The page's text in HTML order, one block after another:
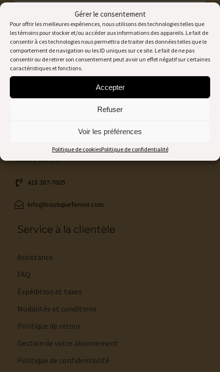
Gérer le consentement
Pour offrir les meilleures expériences, nous utilisons des technologies telles que
les témoins pour stocker et/ou accéder aux informations des appareils. Le fait de
consentir à ces technologies nous permettra de traiter des données telles que le
comportement de navigation ou les ID uniques sur ce site. Le fait de ne pas
consentir ou de retirer son consentement peut avoir un effet négatif sur certaines
caractéristiques et fonctions.
Accepter
Refuser
Voir les préférences
Politique de cookiesPolitique de confidentialité
Sainte-Marie (Québec)
Canada G6E 1N7
418 387-7605
Info@boutiquefemini.com
Service à la clientèle
Assistance
FAQ
Expédition et taxes
Modalités et conditions
Politique de retour
Gestion de votre abonnement
Politique de confidentialité